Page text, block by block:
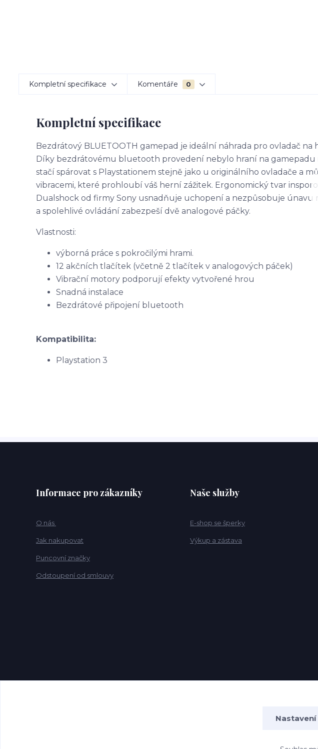
Kompletní specifikace Komentáře 0
Kompletní specifikace
Bezdrátový BLUETOOTH gamepad je ideální náhrada pro ovladač na
Díky bezdrátovému bluetooth provedení nebylo hraní na gamepadu
stačí spárovat s Playstationem stejně jako u originálního ovladače a
vibracemi, které prohloubí váš herní zážitek. Ergonomický tvar
Dualshock od firmy Sony usnadňuje uchopení a nezpůsobuje únavu
a spolehlivé ovládání zabezpeší dvě analogové páčky.
Vlastnosti:
výborná práce s pokročilými hrami.
12 akčních tlačítek (včetně 2 tlačítek v analogových páček)
Vibrační motory podporují efekty vytvořené hrou
Snadná instalace
Bezdrátové připojení bluetooth
Kompatibilita:
Playstation 3
Informace pro zákazníky
O nás
Jak nakupovat
Puncovní značky
Odstoupení od smlouvy
Naše služby
E-shop se šperky
Výkup a zástava
Nastavení